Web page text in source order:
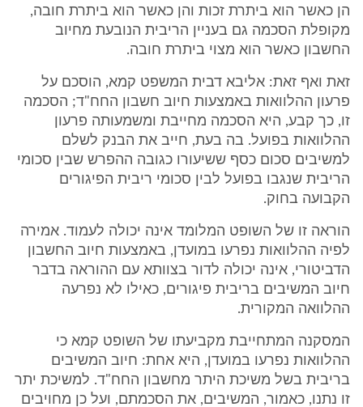
הן כאשר הוא ביתרת זכות והן כאשר הוא ביתרת חובה,
מקופלת הסכמה גם בעניין הריבית הנובעת מחיוב
החשבון כאשר הוא מצוי ביתרת חובה.
זאת ואף זאת: אליבא דבית המשפט קמא, הוסכם על
פרעון ההלוואות באמצעות חיוב חשבון החח"ד; הסכמה
זו, כך קבע, היא הסכמה מחייבת ומשמעותה פרעון
ההלוואות בפועל. בה בעת, חייב את הבנק לשלם
למשיבים סכום כסף ששיעורו כגובה ההפרש שבין סכומי
הריבית שנגבו בפועל לבין סכומי ריבית הפיגורים
הקבועה בחוק.
הוראה זו של השופט המלומד אינה יכולה לעמוד. אמירה
לפיה ההלוואות נפרעו במועדן, באמצעות חיוב החשבון
הדביטורי, אינה יכולה לדור בצוותא עם ההוראה בדבר
חיוב המשיבים בריבית פיגורים, כאילו לא נפרעה
ההלוואה המקורית.
המסקנה המתחייבת מקביעתו של השופט קמא כי
ההלוואות נפרעו במועדן, היא אחת: חיוב המשיבים
בריבית בשל משיכת היתר מחשבון החח"ד. למשיכת יתר
זו נתנו, כאמור, המשיבים, את הסכמתם, ועל כן מחויבים